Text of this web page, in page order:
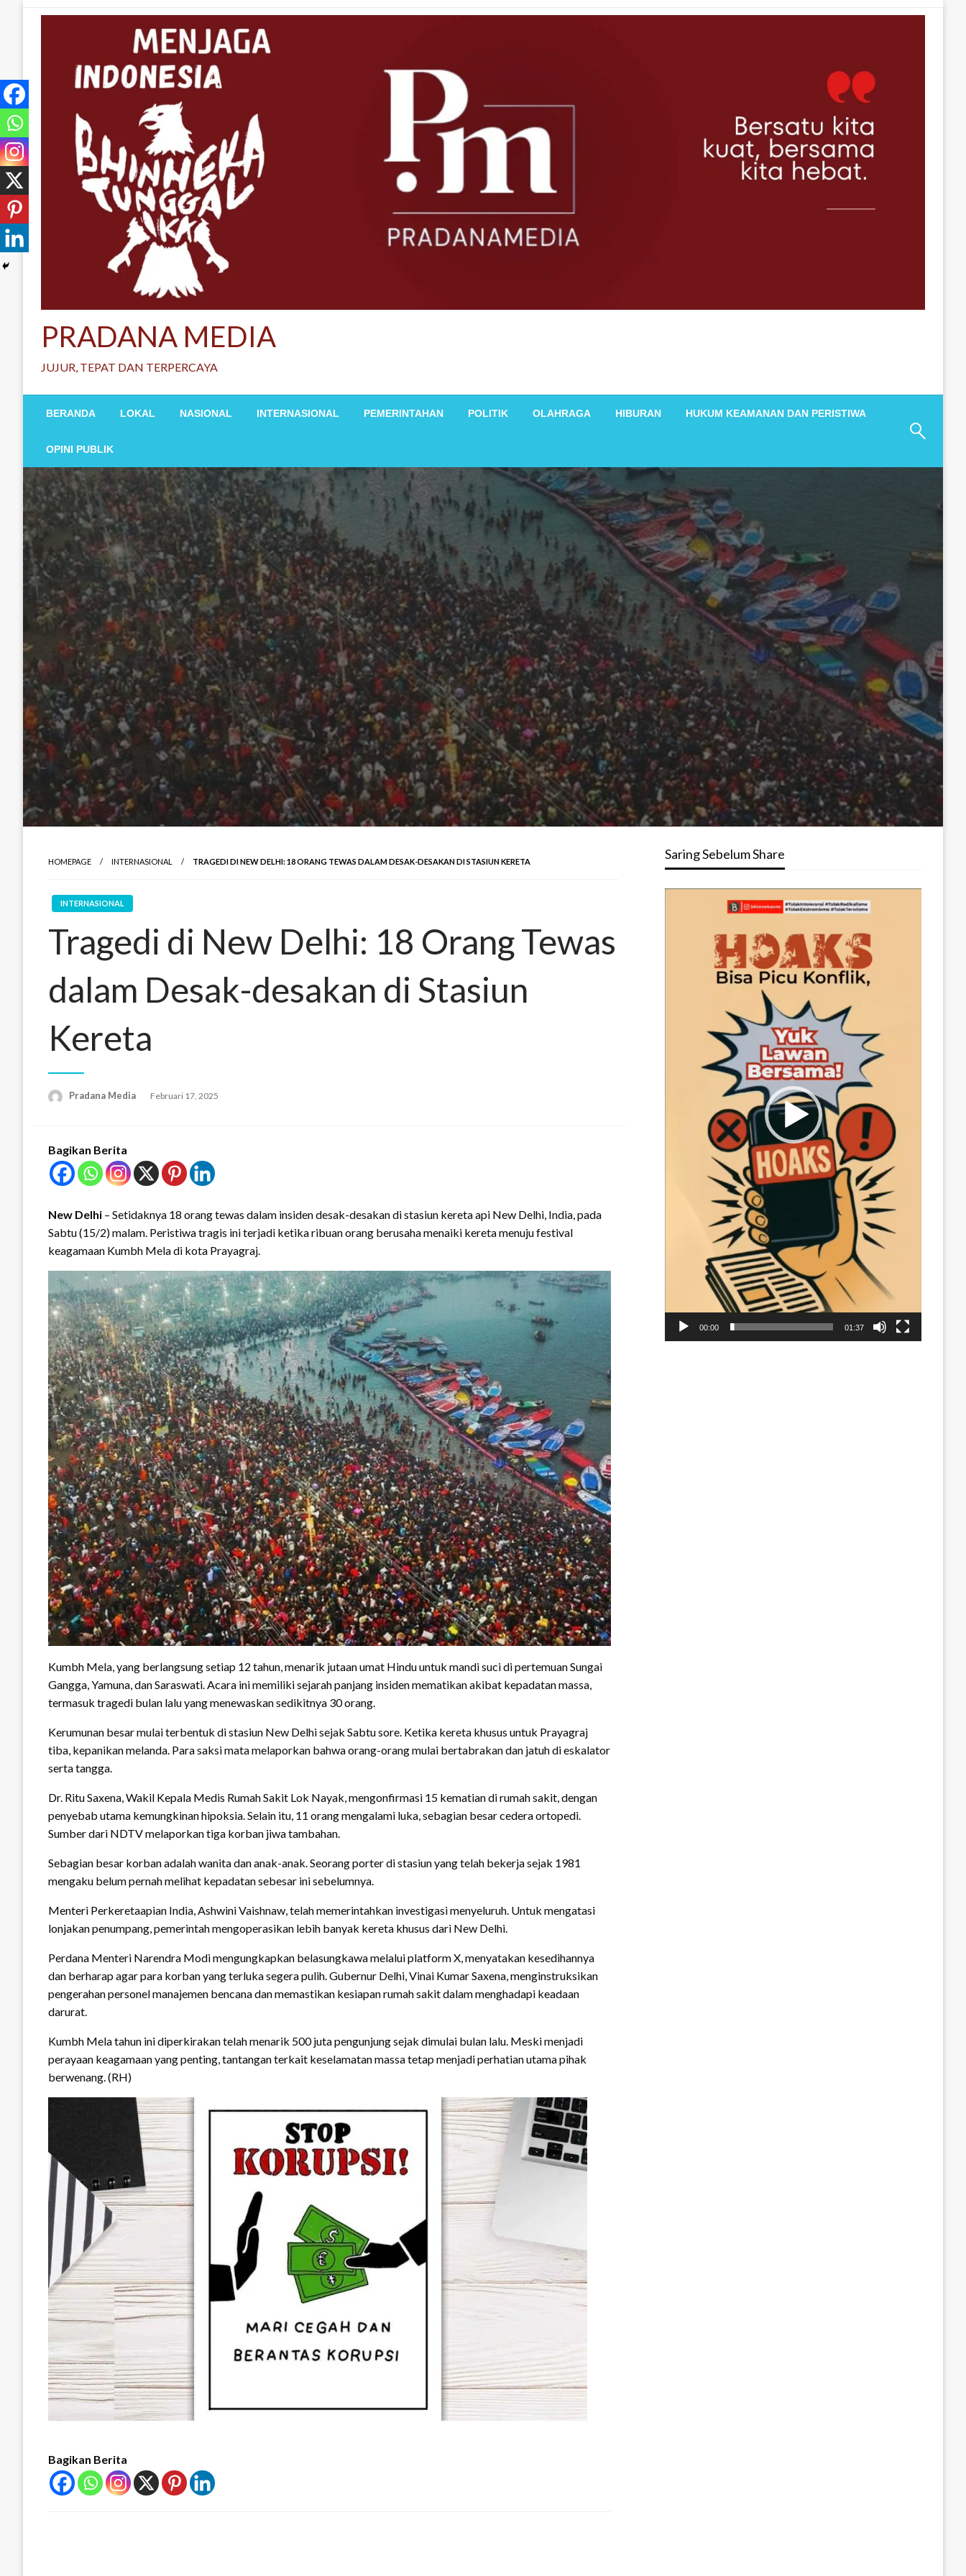
PRADANA MEDIA
JUJUR, TEPAT DAN TERPERCAYA
BERANDA LOKAL NASIONAL INTERNASIONAL PEMERINTAHAN POLITIK OLAHRAGA HIBURAN HUKUM KEAMANAN DAN PERISTIWA
OPINI PUBLIK
HOMEPAGE INTERNASIONAL TRAGEDI DI NEW DELHI: 18 ORANG TEWAS DALAM DESAK-DESAKAN DI STASIUN KERETA
INTERNASIONAL
Tragedi di New Delhi: 18 Orang Tewas
dalam Desak-desakan di Stasiun
Kereta
Pradana Media Februari 17, 2025
Bagikan Berita
New Delhi – Setidaknya 18 orang tewas dalam insiden desak-desakan di stasiun kereta api New Delhi, India, pada
Sabtu (15/2) malam. Peristiwa tragis ini terjadi ketika ribuan orang berusaha menaiki kereta menuju festival
keagamaan Kumbh Mela di kota Prayagraj.
Kumbh Mela, yang berlangsung setiap 12 tahun, menarik jutaan umat Hindu untuk mandi suci di pertemuan Sungai
Gangga, Yamuna, dan Saraswati. Acara ini memiliki sejarah panjang insiden mematikan akibat kepadatan massa,
termasuk tragedi bulan lalu yang menewaskan sedikitnya 30 orang.
Kerumunan besar mulai terbentuk di stasiun New Delhi sejak Sabtu sore. Ketika kereta khusus untuk Prayagraj
tiba, kepanikan melanda. Para saksi mata melaporkan bahwa orang-orang mulai bertabrakan dan jatuh di eskalator
serta tangga.
Dr. Ritu Saxena, Wakil Kepala Medis Rumah Sakit Lok Nayak, mengonfirmasi 15 kematian di rumah sakit, dengan
penyebab utama kemungkinan hipoksia. Selain itu, 11 orang mengalami luka, sebagian besar cedera ortopedi.
Sumber dari NDTV melaporkan tiga korban jiwa tambahan.
Sebagian besar korban adalah wanita dan anak-anak. Seorang porter di stasiun yang telah bekerja sejak 1981
mengaku belum pernah melihat kepadatan sebesar ini sebelumnya.
Menteri Perkeretaapian India, Ashwini Vaishnaw, telah memerintahkan investigasi menyeluruh. Untuk mengatasi
lonjakan penumpang, pemerintah mengoperasikan lebih banyak kereta khusus dari New Delhi.
Perdana Menteri Narendra Modi mengungkapkan belasungkawa melalui platform X, menyatakan kesedihannya
dan berharap agar para korban yang terluka segera pulih. Gubernur Delhi, Vinai Kumar Saxena, menginstruksikan
pengerahan personel manajemen bencana dan memastikan kesiapan rumah sakit dalam menghadapi keadaan
darurat.
Kumbh Mela tahun ini diperkirakan telah menarik 500 juta pengunjung sejak dimulai bulan lalu. Meski menjadi
perayaan keagamaan yang penting, tantangan terkait keselamatan massa tetap menjadi perhatian utama pihak
berwenang. (RH)
Bagikan Berita
Saring Sebelum Share
00:00 01:37